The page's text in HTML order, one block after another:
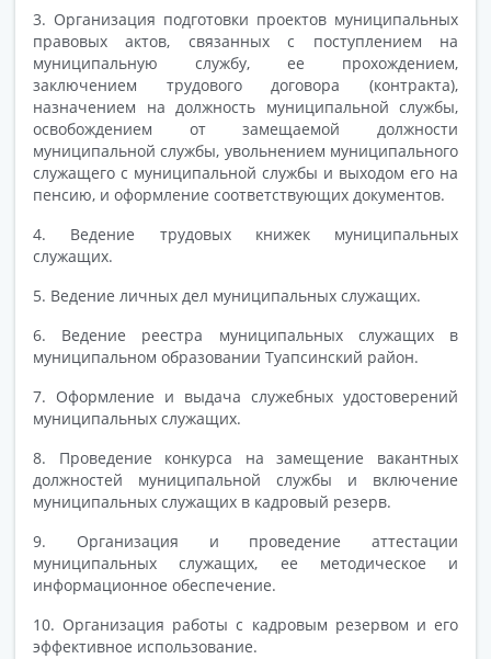
3. Организация подготовки проектов муниципальных
правовых актов, связанных с поступлением на
муниципальную службу, ее прохождением,
заключением трудового договора (контракта),
назначением на должность муниципальной службы,
освобождением от замещаемой должности
муниципальной службы, увольнением муниципального
служащего с муниципальной службы и выходом его на
пенсию, и оформление соответствующих документов.
4. Ведение трудовых книжек муниципальных
служащих.
5. Ведение личных дел муниципальных служащих.
6. Ведение реестра муниципальных служащих в
муниципальном образовании Туапсинский район.
7. Оформление и выдача служебных удостоверений
муниципальных служащих.
8. Проведение конкурса на замещение вакантных
должностей муниципальной службы и включение
муниципальных служащих в кадровый резерв.
9. Организация и проведение аттестации
муниципальных служащих, ее методическое и
информационное обеспечение.
10. Организация работы с кадровым резервом и его
эффективное использование.